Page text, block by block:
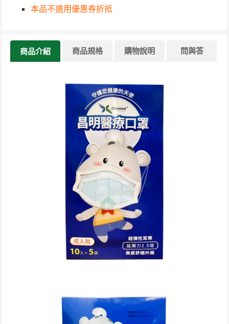
本品不適用優惠券折抵
商品介紹 商品規格 購物說明 問與答